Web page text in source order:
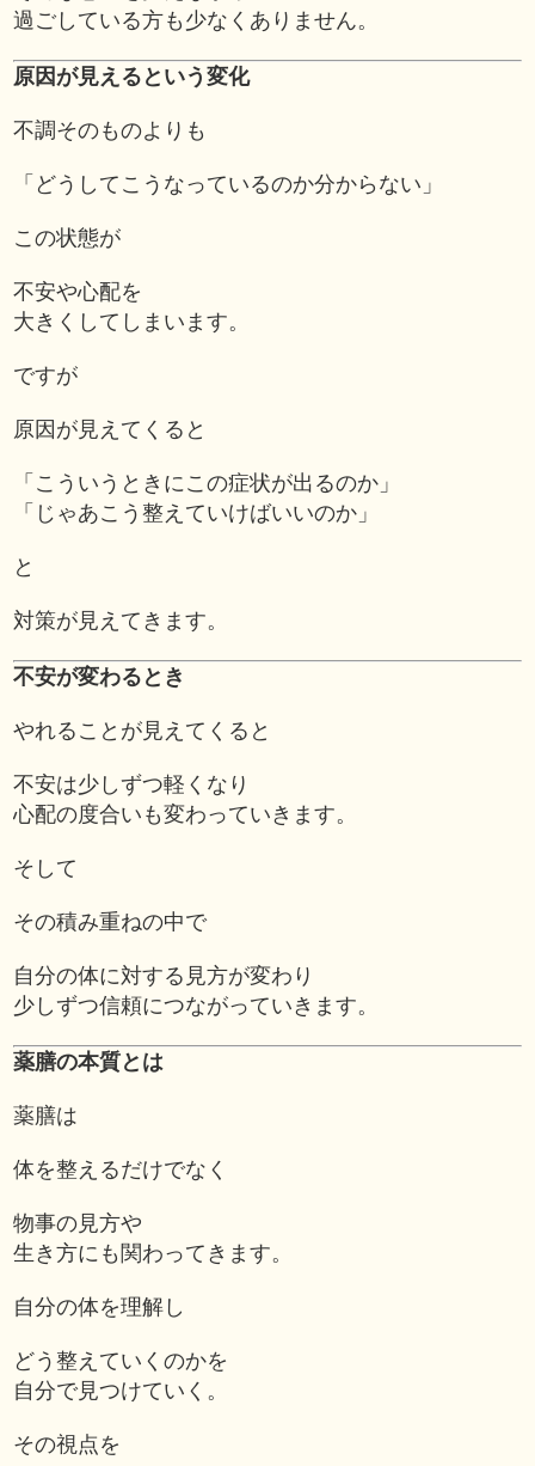
過ごしている方も少なくありません。
原因が見えるという変化
不調そのものよりも
「どうしてこうなっているのか分からない」
この状態が
不安や心配を
大きくしてしまいます。
ですが
原因が見えてくると
「こういうときにこの症状が出るのか」
「じゃあこう整えていけばいいのか」
と
対策が見えてきます。
不安が変わるとき
やれることが見えてくると
不安は少しずつ軽くなり
心配の度合いも変わっていきます。
そして
その積み重ねの中で
自分の体に対する見方が変わり
少しずつ信頼につながっていきます。
薬膳の本質とは
薬膳は
体を整えるだけでなく
物事の見方や
生き方にも関わってきます。
自分の体を理解し
どう整えていくのかを
自分で見つけていく。
その視点を